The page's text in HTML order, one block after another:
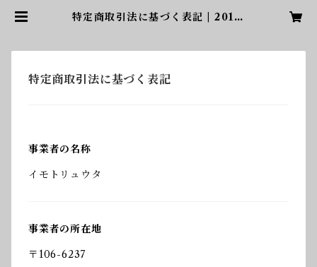
特定商取引法に基づく表記 | 201号
特定商取引法に基づく表記
事業者の名称
イモトリュウタ
事業者の所在地
〒106-6237